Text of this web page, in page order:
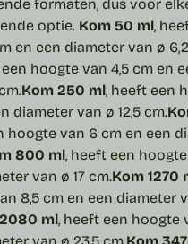
formaten, dus voor
optie. Kom 50 ml,
en een diameter van ø
hoogte van 4,5 cm en
Kom 250 ml, heeft een
diameter van ø 12,5 cm.
hoogte van 6 cm en een
800 ml, heeft een hoogte
van ø 17 cm.Kom 1270
8,5 cm en een diameter
ml, heeft een hoogte
van ø 23,5 cm.Kom